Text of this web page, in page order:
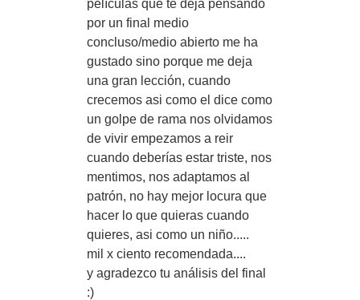
películas que te deja pensando
por un final medio
concluso/medio abierto me ha
gustado sino porque me deja
una gran lección, cuando
crecemos asi como el dice como
un golpe de rama nos olvidamos
de vivir empezamos a reir
cuando deberías estar triste, nos
mentimos, nos adaptamos al
patrón, no hay mejor locura que
hacer lo que quieras cuando
quieres, asi como un niño.....
mil x ciento recomendada....
y agradezco tu análisis del final
:)